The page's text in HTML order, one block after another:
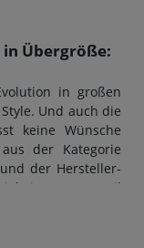
Übergröße:
in großen
Und auch die
keine Wünsche
der Kategorie
der Hersteller-
ist aus Textil